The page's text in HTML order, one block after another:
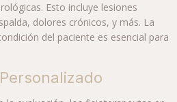
Esto incluye lesiones
dolores crónicos, y más. La
del paciente es esencial para